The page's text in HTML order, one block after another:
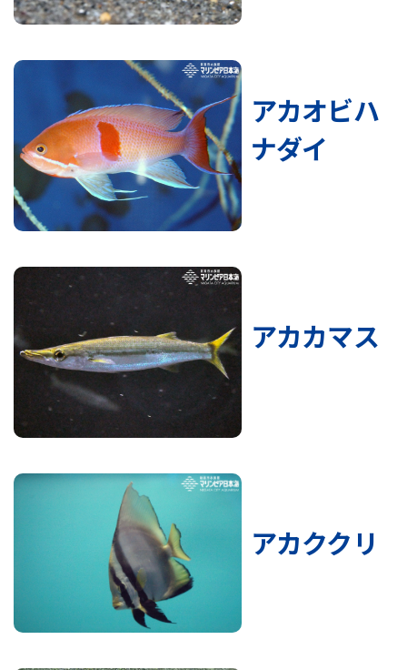
アカオビハ
ナダイ
アカカマス
アカククリ